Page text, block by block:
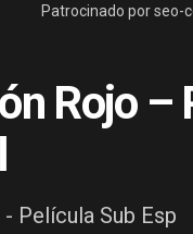
Patrocinado por seo-
Rojo
Película Sub Esp